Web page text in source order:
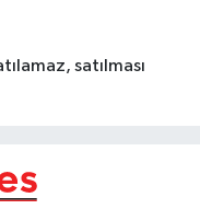
satılması